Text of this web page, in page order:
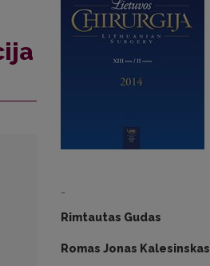
-
Rimtautas Gudas
Romas Jonas Kalesinskas